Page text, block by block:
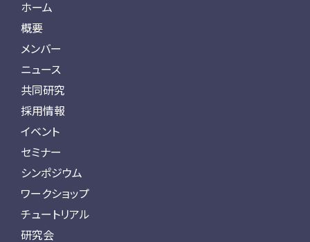
ホーム
概要
メンバー
ニュース
共同研究
採用情報
イベント
セミナー
シンポジウム
ワークショップ
チュートリアル
研究会